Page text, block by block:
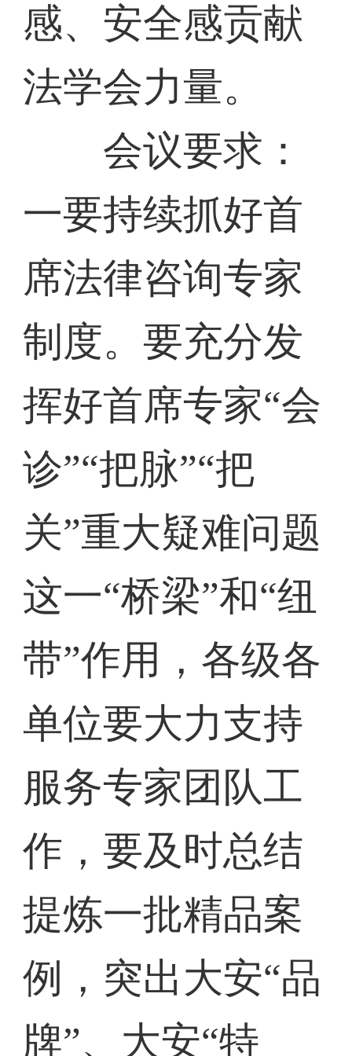
感、安全感贡献
法学会力量。
会议要求：
一要持续抓好首
席法律咨询专家
制度。要充分发
挥好首席专家“会
诊”“把脉”“把
关”重大疑难问题
这一“桥梁”和“纽
带”作用，各级各
单位要大力支持
服务专家团队工
作，要及时总结
提炼一批精品案
例，突出大安“品
牌”、大安“特